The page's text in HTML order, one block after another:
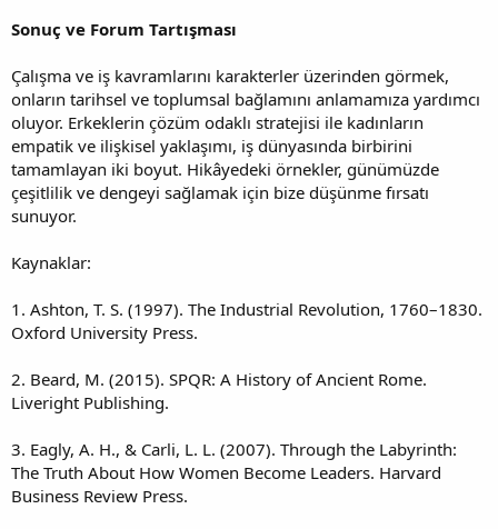
Sonuç ve Forum Tartışması
Çalışma ve iş kavramlarını karakterler üzerinden görmek,
onların tarihsel ve toplumsal bağlamını anlamamıza yardımcı
oluyor. Erkeklerin çözüm odaklı stratejisi ile kadınların
empatik ve ilişkisel yaklaşımı, iş dünyasında birbirini
tamamlayan iki boyut. Hikâyedeki örnekler, günümüzde
çeşitlilik ve dengeyi sağlamak için bize düşünme fırsatı
sunuyor.
Kaynaklar:
1. Ashton, T. S. (1997). The Industrial Revolution, 1760–1830.
Oxford University Press.
2. Beard, M. (2015). SPQR: A History of Ancient Rome.
Liveright Publishing.
3. Eagly, A. H., & Carli, L. L. (2007). Through the Labyrinth:
The Truth About How Women Become Leaders. Harvard
Business Review Press.